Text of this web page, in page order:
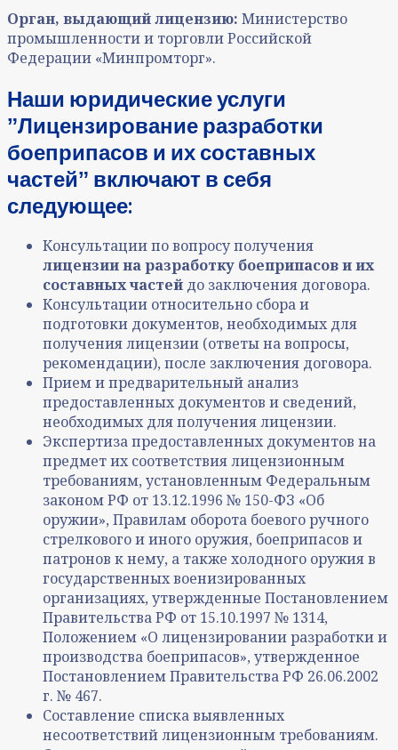
Орган, выдающий лицензию: Министерство
промышленности и торговли Российской
Федерации «Минпромторг».
Наши юридические услуги
ˮЛицензирование разработки
боеприпасов и их составных
частейˮ включают в себя
следующее:
Консультации по вопросу получения
лицензии на разработку боеприпасов и их
составных частей до заключения договора.
Консультации относительно сбора и
подготовки документов, необходимых для
получения лицензии (ответы на вопросы,
рекомендации), после заключения договора.
Прием и предварительный анализ
предоставленных документов и сведений,
необходимых для получения лицензии.
Экспертиза предоставленных документов на
предмет их соответствия лицензионным
требованиям, установленным Федеральным
законом РФ от 13.12.1996 № 150-ФЗ «Об
оружии», Правилам оборота боевого ручного
стрелкового и иного оружия, боеприпасов и
патронов к нему, а также холодного оружия в
государственных военизированных
организациях, утвержденные Постановлением
Правительства РФ от 15.10.1997 № 1314,
Положением «О лицензировании разработки и
производства боеприпасов», утвержденное
Постановлением Правительства РФ 26.06.2002
г. № 467.
Составление списка выявленных
несоответствий лицензионным требованиям.